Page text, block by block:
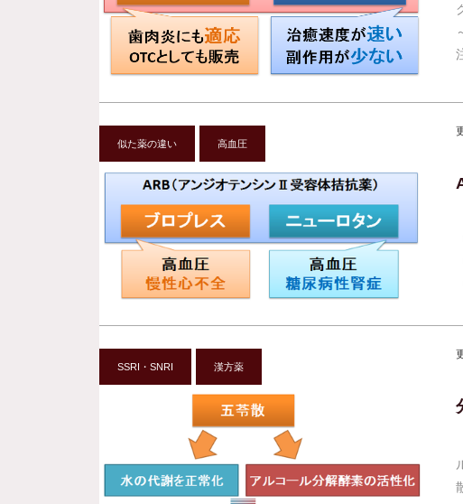
似た薬の違い 高血圧
SSRI・SNRI 漢方薬